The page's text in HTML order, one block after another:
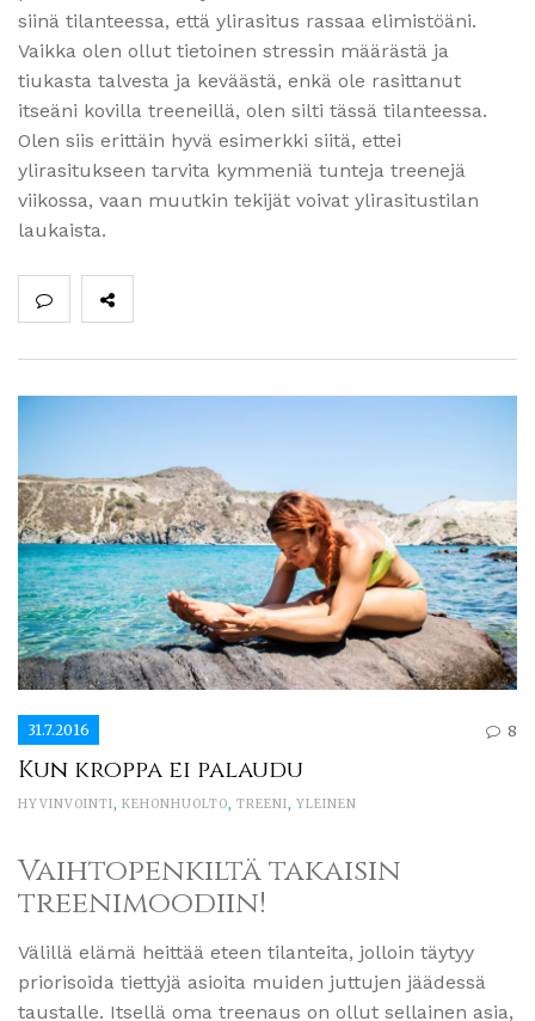
siinä tilanteessa, että ylirasitus rassaa elimistöäni.
Vaikka olen ollut tietoinen stressin määrästä ja
tiukasta talvesta ja keväästä, enkä ole rasittanut
itseäni kovilla treeneillä, olen silti tässä tilanteessa.
Olen siis erittäin hyvä esimerkki siitä, ettei
ylirasitukseen tarvita kymmeniä tunteja treenejä
viikossa, vaan muutkin tekijät voivat ylirasitustilan
laukaista.
31.7.2016 8
Kun kroppa ei palaudu
HYVINVOINTI, KEHONHUOLTO, TREENI, YLEINEN
Vaihtopenkiltä takaisin
treenimoodiin!
Välillä elämä heittää eteen tilanteita, jolloin täytyy
priorisoida tiettyjä asioita muiden juttujen jäädessä
taustalle. Itsellä oma treenaus on ollut sellainen asia,